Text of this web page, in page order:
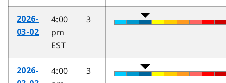
2026-
03-02
4:00
pm
EST
3
2026-
4:00
3